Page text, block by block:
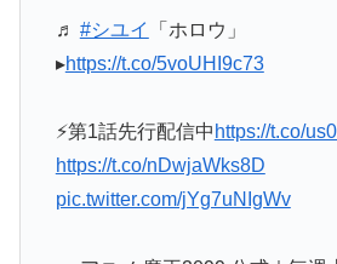
♬ #シユイ
「ホロウ」
▸https://t.co/5voUHI9c73
⚡第1話先行配信中 https://t.co/
https://t.co/nDwjaWks8D
pic.twitter.com/jYg7uNIgWv